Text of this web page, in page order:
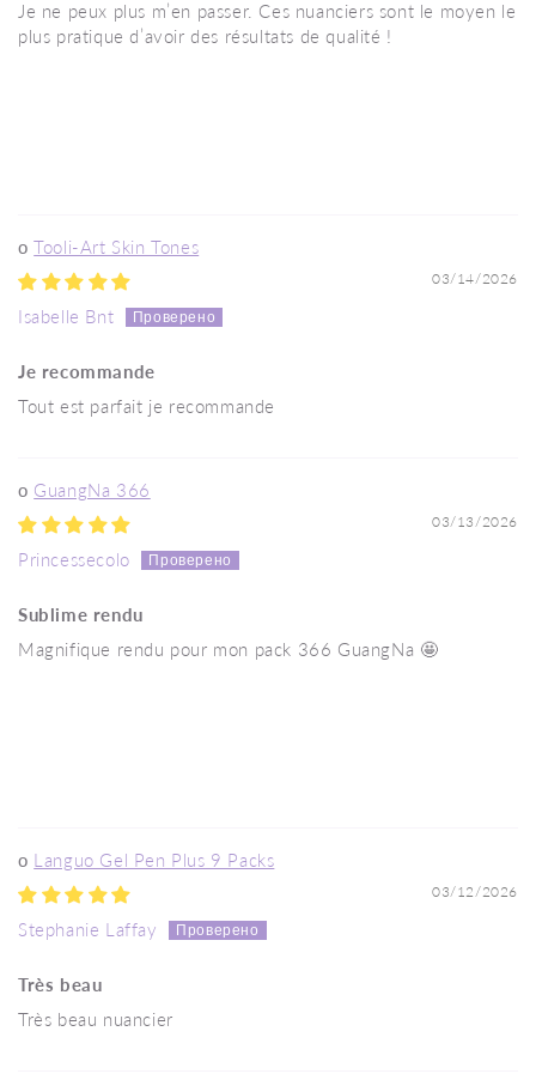
Je ne peux plus m’en passer. Ces nuanciers sont le moyen le
plus pratique d’avoir des résultats de qualité !
Tooli-Art Skin Tones
03/14/2026
Isabelle Bnt
Je recommande
Tout est parfait je recommande
GuangNa 366
03/13/2026
Princessecolo
Sublime rendu
Magnifique rendu pour mon pack 366 GuangNa 🤩
Languo Gel Pen Plus 9 Packs
03/12/2026
Stephanie Laffay
Très beau
Très beau nuancier